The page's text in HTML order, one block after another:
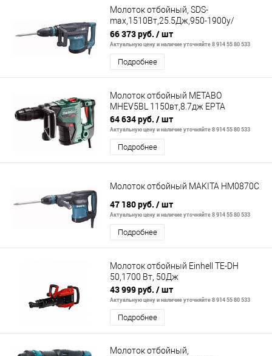
Молоток отбойный, SDS-
max,1510Вт,25.5Дж,950-1900у/
м,10.3кг,кейс,AVT,м/
функц.рук,плав.пуск
66 373 руб. / шт
Актуальную цену и наличие уточняйте 8 914 55 80 533
Подробнее
Молоток отбойный METABO
MHEV5BL 1150вт,8.7дж ЕРТА
64 634 руб. / шт
Актуальную цену и наличие уточняйте 8 914 55 80 533
Подробнее
Молоток отбойный MAKITA HM0870C
47 180 руб. / шт
Актуальную цену и наличие уточняйте 8 914 55 80 533
Подробнее
Молоток отбойный Einhell TE-DH
50,1700 Вт, 50Дж
43 999 руб. / шт
Актуальную цену и наличие уточняйте 8 914 55 80 533
Подробнее
Молоток отбойный,